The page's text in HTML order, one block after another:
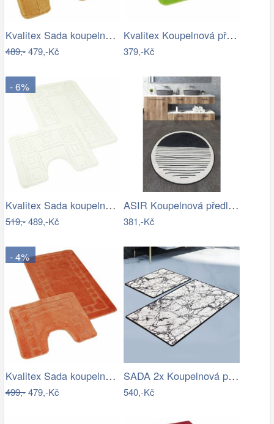
Kvalitex Sada koupelnových předložek…
489,-479,-Kč
Kvalitex Koupelnová předložka Elipsy…
379,-Kč
- 6%
Kvalitex Sada koupelnových předložek…
519,-489,-Kč
ASIR Koupelnová předložka BOMB černobílá
381,-Kč
- 4%
Kvalitex Sada koupelnových předložek…
499,-479,-Kč
SADA 2x Koupelnová předložka MARBLE 60…
540,-Kč